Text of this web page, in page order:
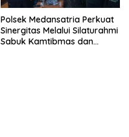
Polsek Medansatria Perkuat
Sinergitas Melalui Silaturahmi
Sabuk Kamtibmas dan